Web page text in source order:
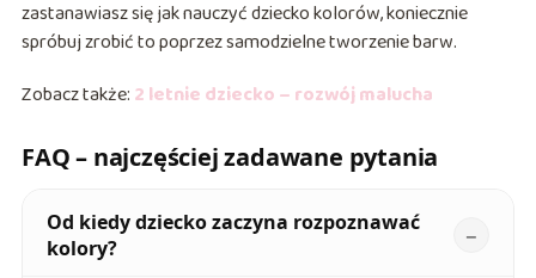
zastanawiasz się jak nauczyć dziecko kolorów, koniecznie
spróbuj zrobić to poprzez samodzielne tworzenie barw.
Zobacz także: 2 letnie dziecko – rozwój malucha
FAQ – najczęściej zadawane pytania
Od kiedy dziecko zaczyna rozpoznawać
kolory?